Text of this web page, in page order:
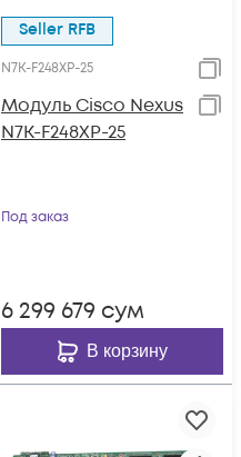
Seller RFB
N7K-F248XP-25
Модуль Cisco Nexus
N7K-F248XP-25
Под заказ
6 299 679 сум
В корзину